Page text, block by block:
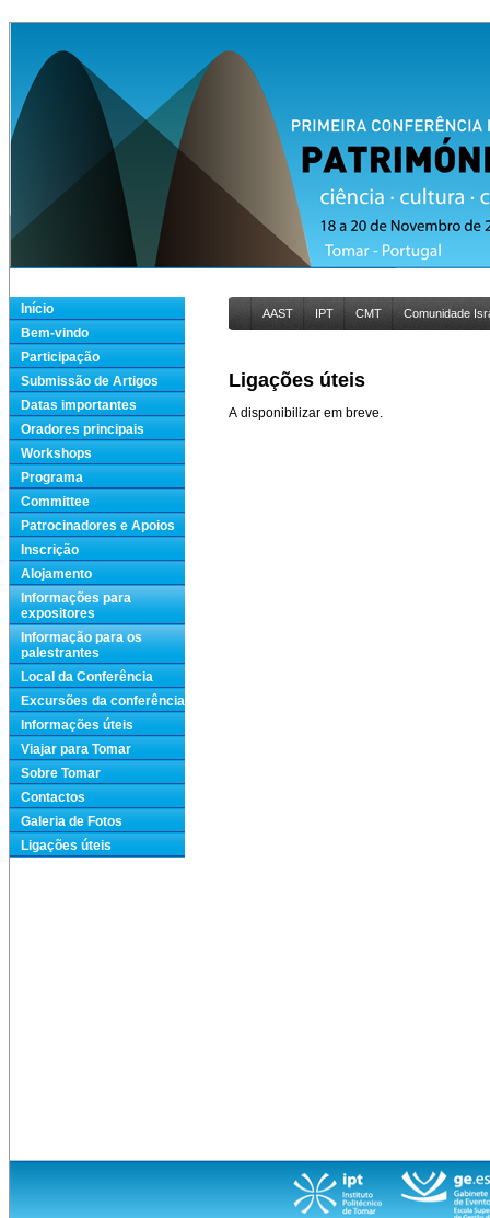
Início
Bem-vindo
Participação
Submissão de Artigos
Datas importantes
Oradores principais
Workshops
Programa
Committee
Patrocinadores e Apoios
Inscrição
Alojamento
Informações para
expositores
Informação para os
palestrantes
Local da Conferência
Excursões da conferência
Informações úteis
Viajar para Tomar
Sobre Tomar
Contactos
Galeria de Fotos
Ligações úteis
AAST IPT CMT Comunidade
Ligações úteis
A disponibilizar em breve.